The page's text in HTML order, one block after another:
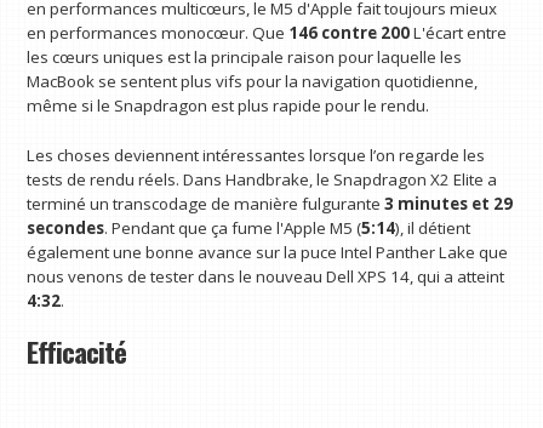
en performances multicœurs, le M5 d'Apple fait toujours mieux
en performances monocœur. Que 146 contre 200L'écart entre
les cœurs uniques est la principale raison pour laquelle les
MacBook se sentent plus vifs pour la navigation quotidienne,
même si le Snapdragon est plus rapide pour le rendu.
Les choses deviennent intéressantes lorsque l’on regarde les
tests de rendu réels. Dans Handbrake, le Snapdragon X2 Elite a
terminé un transcodage de manière fulgurante3 minutes et 29
secondes. Pendant que ça fume l'Apple M5 (5:14), il détient
également une bonne avance sur la puce Intel Panther Lake que
nous venons de tester dans le nouveau Dell XPS 14, qui a atteint
4:32.
Efficacité